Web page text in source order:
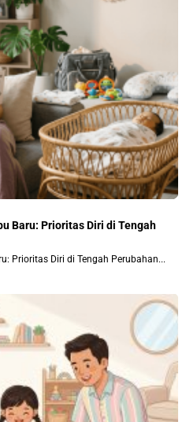
Baru: Prioritas Diri di Tengah
Prioritas Diri di Tengah Perubahan...